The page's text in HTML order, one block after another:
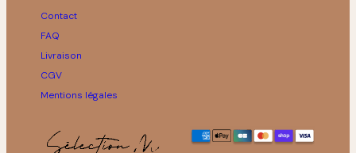
Contact
FAQ
Livraison
CGV
Mentions légales